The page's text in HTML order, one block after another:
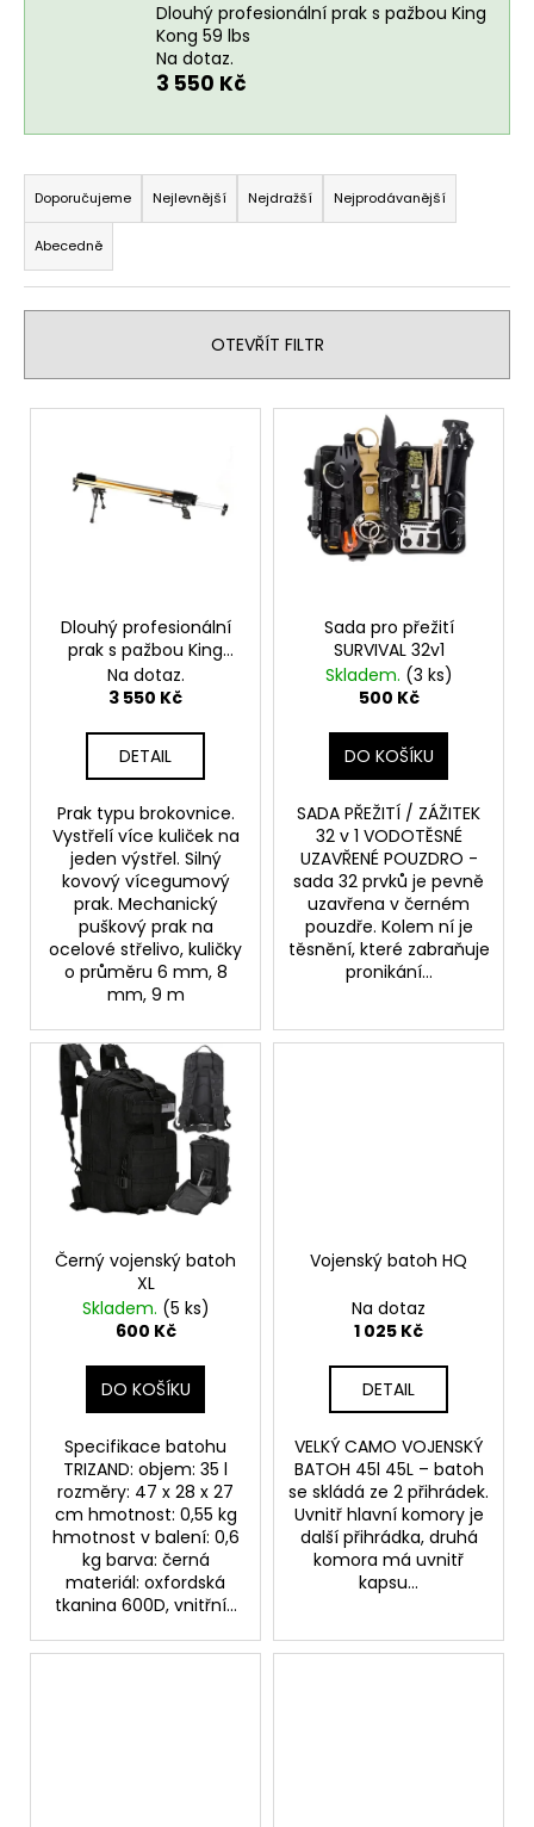
Dlouhý profesionální prak s pažbou King
Kong 59 lbs
Na dotaz.
3 550 Kč
Ř
a
z
e
n
r
o
Doporučujeme Nejlevnější Nejdražší Nejprodávanější
Abecedně
OTEVŘÍT FILTR
V
Dlouhý profesionální
prak s pažbou King
Kong 59 lbs
Na dotaz.
3 550 Kč
DETAIL
Prak typu brokovnice.
Vystřelí více kuliček na
jeden výstřel. Silný
kovový vícegumový
prak. Mechanický
puškový prak na
ocelové střelivo, kuličky
o průměru 6 mm, 8
mm, 9 m
Sada pro přežití
SURVIVAL 32v1
Skladem. (3 ks)
500 Kč
DO KOŠÍKU
SADA PŘEŽITÍ / ZÁŽITEK
32 v 1 VODOTĚSNÉ
UZAVŘENÉ POUZDRO -
sada 32 prvků je pevně
uzavřena v černém
pouzdře. Kolem ní je
těsnění, které zabraňuje
pronikání...
Černý vojenský batoh
XL
Skladem. (5 ks)
600 Kč
DO KOŠÍKU
Specifikace batohu
TRIZAND: objem: 35 l
rozměry: 47 x 28 x 27
cm hmotnost: 0,55 kg
hmotnost v balení: 0,6
kg barva: černá
materiál: oxfordská
tkanina 600D, vnitřní...
Vojenský batoh HQ
Na dotaz
1 025 Kč
DETAIL
VELKÝ CAMO VOJENSKÝ
BATOH 45l 45L – batoh
se skládá ze 2 přihrádek.
Uvnitř hlavní komory je
další přihrádka, druhá
komora má uvnitř
kapsu...
r
č
u
j
e
m
e
PROPICHOVAČ
LOV